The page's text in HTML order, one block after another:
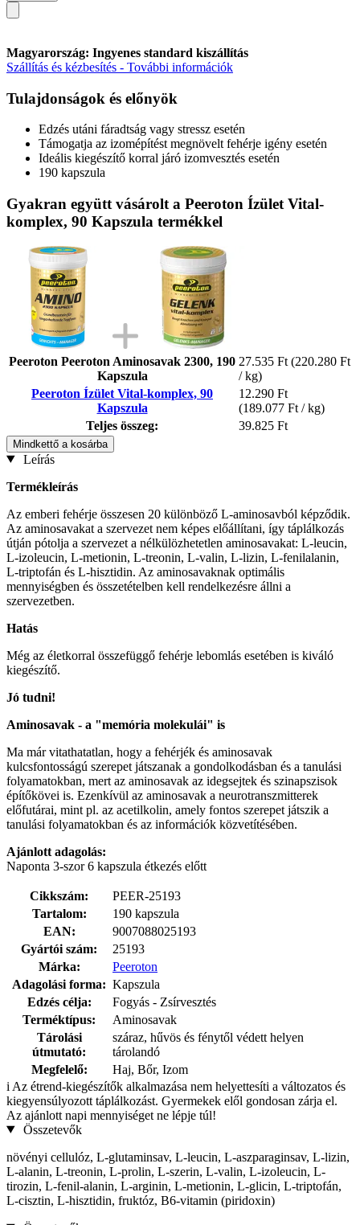
Magyarország: Ingyenes standard kiszállítás
Szállítás és kézbesítés - További információk
Tulajdonságok és előnyök
Edzés utáni fáradtság vagy stressz esetén
Támogatja az izomépítést megnövelt fehérje igény esetén
Ideális kiegészítő korral járó izomvesztés esetén
190 kapszula
Gyakran együtt vásárolt a Peeroton Ízület Vital-
komplex, 90 Kapszula termékkel
Peeroton Peeroton Aminosavak 2300, 190
Kapszula
27.535 Ft (220.280 Ft
/ kg)
Peeroton Ízület Vital-komplex, 90
Kapszula
12.290 Ft
(189.077 Ft / kg)
Teljes összeg:
39.825 Ft
Mindkettő a kosárba
Leírás
Termékleírás
Az emberi fehérje összesen 20 különböző L-aminosavból képződik.
Az aminosavakat a szervezet nem képes előállítani, így táplálkozás
útján pótolja a szervezet a nélkülözhetetlen aminosavakat: L-leucin,
L-izoleucin, L-metionin, L-treonin, L-valin, L-lizin, L-fenilalanin,
L-triptofán és L-hisztidin. Az aminosavaknak optimális
mennyiségben és összetételben kell rendelkezésre állni a
szervezetben.
Hatás
Még az életkorral összefüggő fehérje lebomlás esetében is kiváló
kiegészítő.
Jó tudni!
Aminosavak - a "memória molekulái" is
Ma már vitathatatlan, hogy a fehérjék és aminosavak
kulcsfontosságú szerepet játszanak a gondolkodásban és a tanulási
folyamatokban, mert az aminosavak az idegsejtek és szinapszisok
építőkövei is. Ezenkívül az aminosavak a neurotranszmitterek
előfutárai, mint pl. az acetilkolin, amely fontos szerepet játszik a
tanulási folyamatokban és az információk közvetítésében.
Ajánlott adagolás:
Naponta 3-szor 6 kapszula étkezés előtt
Cikkszám:
PEER-25193
Tartalom:
190 kapszula
EAN:
9007088025193
Gyártói szám:
25193
Márka:
Peeroton
Adagolási forma: Kapszula
Edzés célja:
Fogyás - Zsírvesztés
Terméktípus:
Aminosavak
Tárolási
útmutató:
száraz, hűvös és fénytől védett helyen
tárolandó
Megfelelő:
Haj, Bőr, Izom
i Az étrend-kiegészítők alkalmazása nem helyettesíti a változatos és
kiegyensúlyozott táplálkozást. Gyermekek elől gondosan zárja el.
Az ajánlott napi mennyiséget ne lépje túl!
Összetevők
növényi cellulóz, L-glutaminsav, L-leucin, L-aszparaginsav, L-lizin,
L-alanin, L-treonin, L-prolin, L-szerin, L-valin, L-izoleucin, L-
tirozin, L-fenil-alanin, L-arginin, L-metionin, L-glicin, L-triptofán,
L-cisztin, L-hisztidin, fruktóz, B6-vitamin (piridoxin)